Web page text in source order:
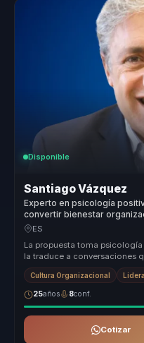
Disponible
Santiago Vázquez
Experto en psicología
convertir bienestar
cultura saludable.
ES
La propuesta toma
la traduce a conversaciones
lidere...
Cultura Organizacional
25años 8conf.
Cotizar